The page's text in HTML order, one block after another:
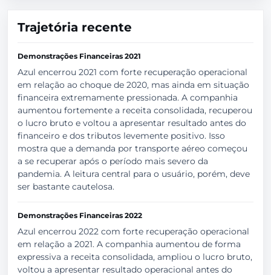
Trajetória recente
Demonstrações Financeiras 2021
Azul encerrou 2021 com forte recuperação operacional
em relação ao choque de 2020, mas ainda em situação
financeira extremamente pressionada. A companhia
aumentou fortemente a receita consolidada, recuperou
o lucro bruto e voltou a apresentar resultado antes do
financeiro e dos tributos levemente positivo. Isso
mostra que a demanda por transporte aéreo começou
a se recuperar após o período mais severo da
pandemia. A leitura central para o usuário, porém, deve
ser bastante cautelosa.
Demonstrações Financeiras 2022
Azul encerrou 2022 com forte recuperação operacional
em relação a 2021. A companhia aumentou de forma
expressiva a receita consolidada, ampliou o lucro bruto,
voltou a apresentar resultado operacional antes do